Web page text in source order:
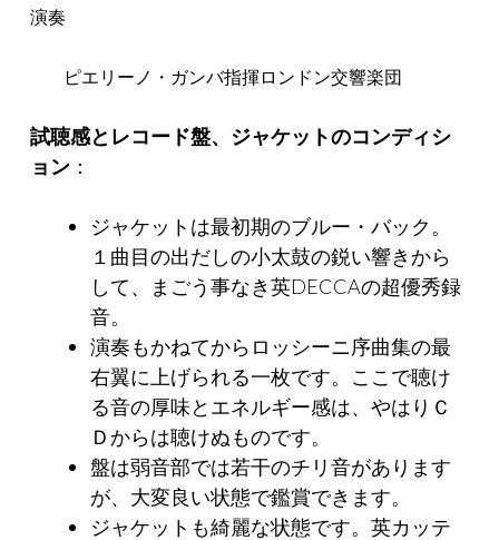
演奏
ピエリーノ・ガンバ指揮ロンドン交響楽団
試聴感とレコード盤、ジャケットのコンディシ
ョン ：
ジャケットは最初期のブルー・バック。
１曲目の出だしの小太鼓の鋭い響きから
して、まごう事なき英DECCAの超優秀録
音。
演奏もかねてからロッシーニ序曲集の最
右翼に上げられる一枚です。ここで聴け
る音の厚味とエネルギー感は、やはりＣ
Ｄからは聴けぬものです。
盤は弱音部では若干のチリ音があります
が、大変良い状態で鑑賞できます。
ジャケットも綺麗な状態です。英カッテ